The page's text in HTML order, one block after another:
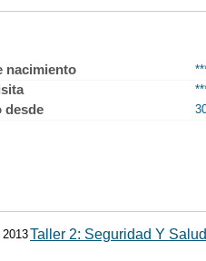
nacimiento
desde
Taller 2: Seguridad Y